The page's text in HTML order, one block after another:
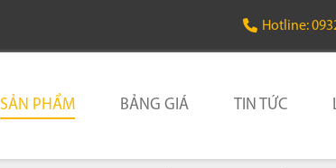
Hotline:
SẢN PHẨM BẢNG GIÁ TIN TỨC